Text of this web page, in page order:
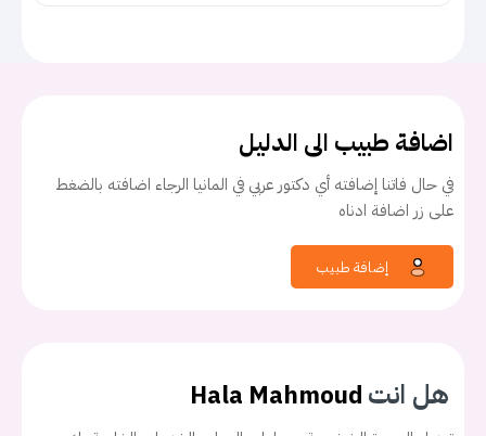
اضافة طبيب الى الدليل
في حال فاتنا إضافته أي دكتور عربي في المانيا الرجاء اضافته بالضغط
على زر اضافة ادناه
هل انت Hala Mahmoud